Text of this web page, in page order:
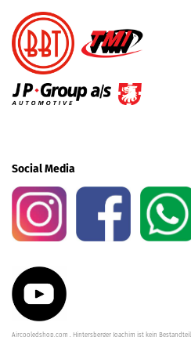
Social Media
Aircooledshop.com , Hintersberger Joachim ist kein Bestandteil